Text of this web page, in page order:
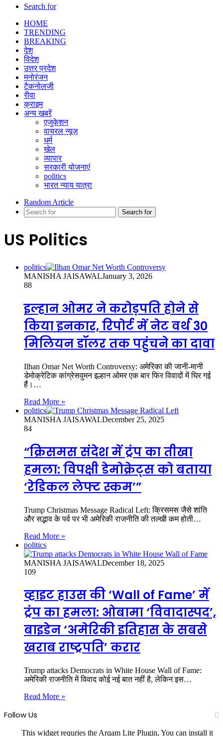
Search for
HOME
TRENDING
BREAKING
देश
विदेश
उत्तर प्रदेश
मनोरंजन
टैकनोलजी
रीवा
क्राइम
अन्य खबरें
एजुकेशन
वायरल न्यूज़
धर्म
खेल
व्यापार
सरकारी योजनाएं
politics
भारत न्याय यात्रा
Random Article
Search for
US Politics
politics
MANISHA JAISAWALJanuary 3, 2026
88
इल्हान ओमर ने करोड़पति होने से
किया इनकार, रिपोर्ट में नेट वर्थ 30
मिलियन डॉलर तक पहुंचने का दावा
Ilhan Omar Net Worth Controversy: अमेरिका की जानी-मानी
डेमोक्रेटिक कांग्रेसवुमन इल्हान ओमर एक बार फिर विवादों में घिर गई
हैं।…
Read More »
politics
MANISHA JAISAWALDecember 25, 2025
84
“क्रिसमस संदेश में ट्रंप का तीखा
हमला: विपक्षी डेमोक्रेट्स को बताया
‘रेडिकल लेफ्ट स्कम’”
Trump Christmas Message Radical Left: क्रिसमस जैसे शांति
और सद्भाव के पर्व पर भी अमेरिकी राजनीति की तल्खी कम होती…
Read More »
politics
MANISHA JAISAWALDecember 18, 2025
109
व्हाइट हाउस की ‘Wall of Fame’ में
ट्रंप का हमला: ओबामा ‘विवादास्पद’,
बाइडेन ‘अमेरिकी इतिहास के सबसे
खराब राष्ट्रपति’ करार
Trump attacks Democrats in White House Wall of Fame:
अमेरिकी राजनीति में विवाद कोई नई बात नहीं है, लेकिन इस…
Read More »
Follow Us
This widget requries the Arqam Lite Plugin, You can install it